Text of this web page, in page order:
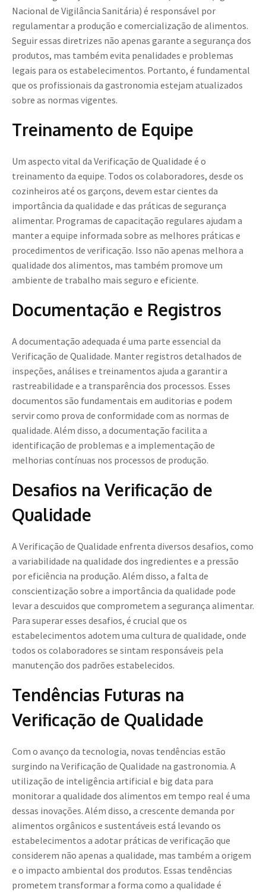
Nacional de Vigilância Sanitária) é responsável por
regulamentar a produção e comercialização de alimentos.
Seguir essas diretrizes não apenas garante a segurança dos
produtos, mas também evita penalidades e problemas
legais para os estabelecimentos. Portanto, é fundamental
que os profissionais da gastronomia estejam atualizados
sobre as normas vigentes.
Treinamento de Equipe
Um aspecto vital da Verificação de Qualidade é o
treinamento da equipe. Todos os colaboradores, desde os
cozinheiros até os garçons, devem estar cientes da
importância da qualidade e das práticas de segurança
alimentar. Programas de capacitação regulares ajudam a
manter a equipe informada sobre as melhores práticas e
procedimentos de verificação. Isso não apenas melhora a
qualidade dos alimentos, mas também promove um
ambiente de trabalho mais seguro e eficiente.
Documentação e Registros
A documentação adequada é uma parte essencial da
Verificação de Qualidade. Manter registros detalhados de
inspeções, análises e treinamentos ajuda a garantir a
rastreabilidade e a transparência dos processos. Esses
documentos são fundamentais em auditorias e podem
servir como prova de conformidade com as normas de
qualidade. Além disso, a documentação facilita a
identificação de problemas e a implementação de
melhorias contínuas nos processos de produção.
Desafios na Verificação de
Qualidade
A Verificação de Qualidade enfrenta diversos desafios, como
a variabilidade na qualidade dos ingredientes e a pressão
por eficiência na produção. Além disso, a falta de
conscientização sobre a importância da qualidade pode
levar a descuidos que comprometem a segurança alimentar.
Para superar esses desafios, é crucial que os
estabelecimentos adotem uma cultura de qualidade, onde
todos os colaboradores se sintam responsáveis pela
manutenção dos padrões estabelecidos.
Tendências Futuras na
Verificação de Qualidade
Com o avanço da tecnologia, novas tendências estão
surgindo na Verificação de Qualidade na gastronomia. A
utilização de inteligência artificial e big data para
monitorar a qualidade dos alimentos em tempo real é uma
dessas inovações. Além disso, a crescente demanda por
alimentos orgânicos e sustentáveis está levando os
estabelecimentos a adotar práticas de verificação que
considerem não apenas a qualidade, mas também a origem
e o impacto ambiental dos produtos. Essas tendências
prometem transformar a forma como a qualidade é